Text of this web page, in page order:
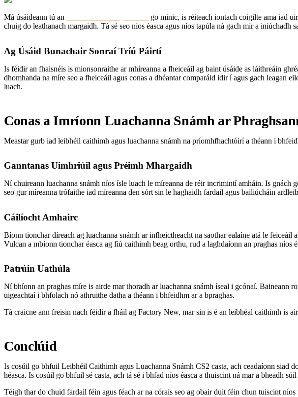
Má úsáideann tú an
go minic, is réiteach iontach coigilte ama iad
chuig do leathanach margaidh. Tá sé seo níos éasca agus níos tapúla ná gach mír a iniúchadh
Ag Úsáid Bunachair Sonraí Tríú Páirtí
Is féidir an fhaisnéis is mionsonraithe ar mhíreanna a fheiceáil ag baint úsáide as láithreáin
dhomhanda na míre seo a fheiceáil agus conas a dhéantar comparáid idir í agus gach leagan
luach.
Conas a Imríonn Luachanna Snámh ar
Meastar gurb iad leibhéil caithimh agus luachanna snámh na príomhfhachtóirí a théann i
Ganntanas Uimhriúil agus Préimh Mhargaidh
Ní chuireann luachanna snámh níos ísle luach le míreanna de réir incrimintí amháin. Is
seo gur míreanna trófaithe iad míreanna den sórt sin le haghaidh fardail agus bailiúcháin
Cáilíocht Amhairc
Bíonn tionchar díreach ag luachanna snámh ar infheictheacht na saothar ealaíne atá le
Vulcan a mbíonn tionchar éasca ag fiú caithimh beag orthu, rud a laghdaíonn an praghas níos
Patrúin Uathúla
Ní bhíonn an praghas míre is airde mar thoradh ar luachanna snámh íseal i gcónaí. Baineann
uigeachtaí i bhfolach nó athruithe datha a théann i bhfeidhm ar a bpraghas.
Tá craicne ann freisin nach féidir a fháil ag Factory New, mar sin is é an leibhéal caithimh is
Conclúid
Is cosúil go bhfuil Leibhéil Caithimh agus Luachanna Snámh CS2 casta, ach ceadaíonn siad
héasca. Is cosúil go bhfuil sé casta, ach tá sé i bhfad níos éasca a thuiscint ná mar a bheadh súil
Téigh thar do chuid fardail féin agus féach ar na córais seo ag obair duit féin chun tuiscint